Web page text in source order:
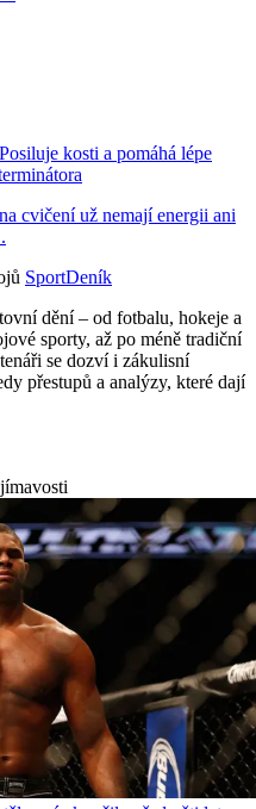
kosti a pomáhá lépe
cvičení už nemají energii ani
SportDeník
dění – od fotbalu, hokeje a
sporty, až po méně tradiční
se dozví i zákulisní
přestupů a analýzy, které dají